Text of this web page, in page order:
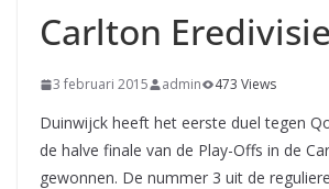
Carlton Eredivisie
3 februari 2015 admin 473 Views
Duinwijck heeft het eerste duel tegen
de halve finale van de Play-Offs in de
gewonnen. De nummer 3 uit de